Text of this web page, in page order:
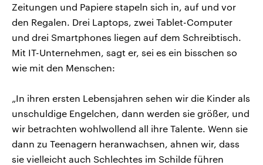
Zeitungen und Papiere stapeln sich in, auf und vor
den Regalen. Drei Laptops, zwei Tablet-Computer
und drei Smartphones liegen auf dem Schreibtisch.
Mit IT-Unternehmen, sagt er, sei es ein bisschen so
wie mit den Menschen:
„In ihren ersten Lebensjahren sehen wir die Kinder als
unschuldige Engelchen, dann werden sie größer, und
wir betrachten wohlwollend all ihre Talente. Wenn sie
dann zu Teenagern heranwachsen, ahnen wir, dass
sie vielleicht auch Schlechtes im Schilde führen